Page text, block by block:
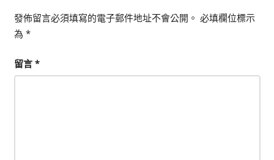
發佈留言必須填寫的電子郵件地址不會公開。 必填欄位標示
為 *
留言 *